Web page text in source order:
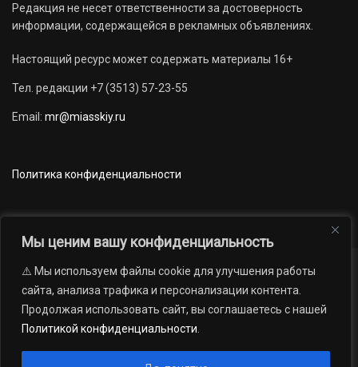
Мы ценим вашу конфиденциальность
⚠️ Мы используем файлы cookie для улучшения работы
сайта, анализа трафика и персонализации контента.
Продолжая использовать сайт, вы соглашаетесь с нашей
Политикой конфиденциальности
Редакция не несет ответственности за достоверность
информации, содержащейся в рекламных объявлениях.
Настоящий ресурс может содержать материалы 16+
Тел. редакции +7 (3513) 57-23-55
Email: mr@miasskiy.ru
Политика конфиденциальности
Новости Наши проекты
Официально
АРХИВ
16+
газеты «Миасский рабочий»; Областное государственное учреждение
«Издательский дом «Губерния». Все права защищены.